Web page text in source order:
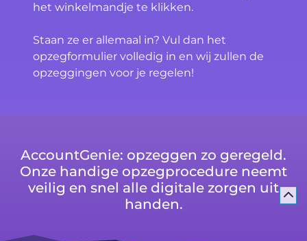
het winkelmandje te klikken.
Staan ze er allemaal in? Vul dan het
opzegformulier volledig in en wij zullen de
opzeggingen voor je regelen!
AccountGenie: opzeggen zo geregeld.
Onze handige opzegprocedure neemt
veilig en snel alle digitale zorgen uit
handen.